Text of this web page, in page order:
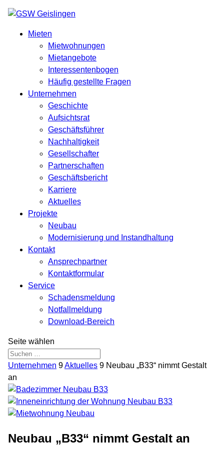
Mieten
Mietwohnungen
Mietangebote
Interessentenbogen
Häufig gestellte Fragen
Unternehmen
Geschichte
Aufsichtsrat
Geschäftsführer
Nachhaltigkeit
Gesellschafter
Partnerschaften
Geschäftsbericht
Karriere
Aktuelles
Projekte
Neubau
Modernisierung und Instandhaltung
Kontakt
Ansprechpartner
Kontaktformular
Service
Schadensmeldung
Notfallmeldung
Download-Bereich
Seite wählen
Unternehmen 9Aktuelles 9 Neubau „B33“ nimmt Gestalt
an
Neubau „B33“ nimmt Gestalt an